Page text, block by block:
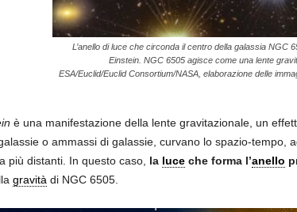
L’anello di luce che circonda il centro della galassia NGC
Einstein. NGC 6505 agisce come una lente
ESA/Euclid/Euclid Consortium/NASA, elaborazione delle
è una manifestazione della lente gravitazionale, un
o ammassi di galassie, curvano lo spazio-tempo,
più distanti. In questo caso, la luceche forma l’anello
gravità di NGC 6505.